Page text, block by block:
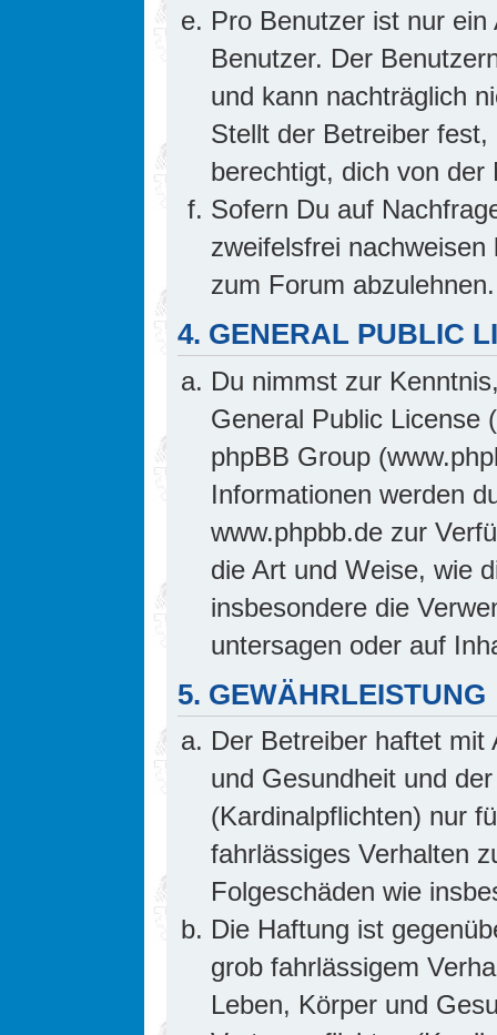
Pro Benutzer ist nur
Benutzer. Der
und kann nachträglich
Stellt der Betreiber
berechtigt, dich von
Sofern Du auf
zweifelsfrei
zum Forum abzulehnen.
4. GENERAL PUBLIC
Du nimmst zur
General Public License
phpBB Group
Informationen werden
www.phpbb.de zur
die Art und Weise, wie
insbesondere die
untersagen oder auf
5. GEWÄHRLEISTUNG
Der Betreiber haftet mit
und Gesundheit und
(Kardinalpflichten) nur
fahrlässiges Verhalten
Folgeschäden wie
Die Haftung ist
grob fahrlässigem
Leben, Körper und